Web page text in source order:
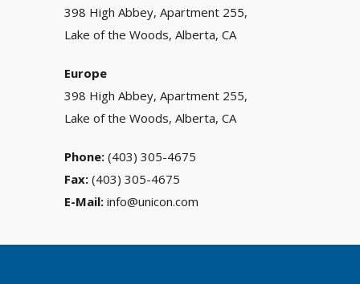
398 High Abbey, Apartment 255,
Lake of the Woods, Alberta, CA
Europe
398 High Abbey, Apartment 255,
Lake of the Woods, Alberta, CA
Phone: (403) 305-4675
Fax: (403) 305-4675
E-Mail: info@unicon.com